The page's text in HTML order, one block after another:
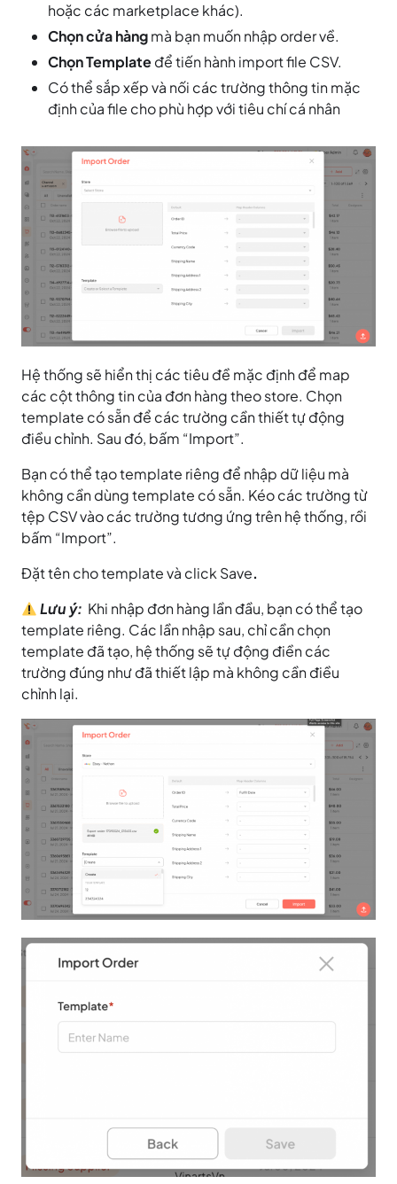
hoặc các marketplace khác).
Chọn cửa hàngmà bạn muốn nhập order về.
Chọn Templateđể tiến hành importfile CSV.
Có thể sắp xếp và nối các trường thông tin mặc
định của file cho phù hợp với tiêu chí cá nhân
Hệ thống sẽ hiển thị các tiêu đề mặc định để map
các cột thông tin của đơn hàng theo store. Chọn
template có sẵn để các trường cần thiết tự động
điều chỉnh. Sau đó, bấm “Import”.
Bạn có thể tạo template riêng để nhập dữ liệu mà
không cần dùng template có sẵn. Kéo các trường từ
tệp CSV vào các trường tương ứng trên hệ thống, rồi
bấm “Import”.
Đặt tên cho template và click Save.
Lưu ý: Khi nhập đơn hàng lần đầu, bạn có thể tạo
template riêng. Các lần nhập sau, chỉ cần chọn
template đã tạo, hệ thống sẽ tự động điền các
trường đúng như đã thiết lập mà không cần điều
chỉnh lại.